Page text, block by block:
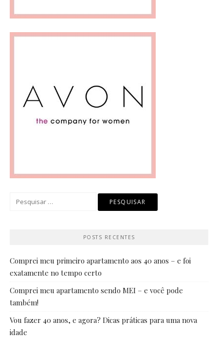
POSTS RECENTES
Comprei meu primeiro apartamento aos 40 anos – e foi
exatamente no tempo certo
Comprei meu apartamento sendo MEI – e você pode
também!
Vou fazer 40 anos, e agora? Dicas práticas para uma nova
idade